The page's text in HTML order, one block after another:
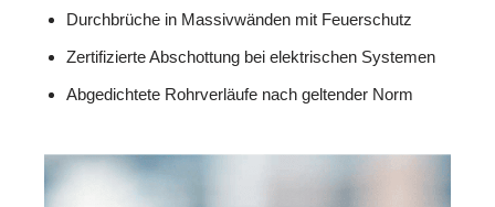
Durchbrüche in Massivwänden mit Feuerschutz
Zertifizierte Abschottung bei elektrischen Systemen
Abgedichtete Rohrverläufe nach geltender Norm